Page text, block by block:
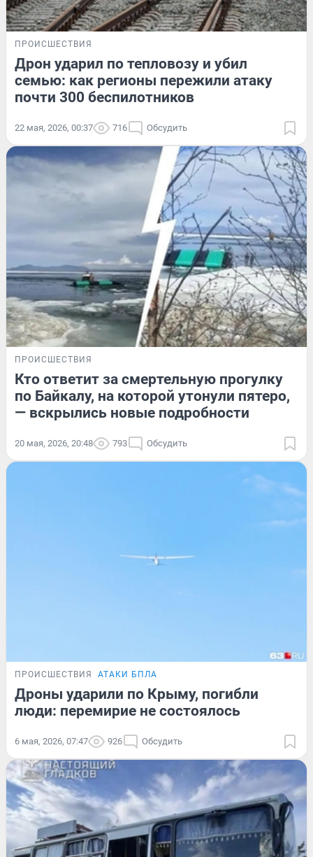
ПРОИСШЕСТВИЯ
Дрон ударил по тепловозу и убил
семью: как регионы пережили атаку
почти 300 беспилотников
22 мая, 2026, 00:37 716 Обсудить
ПРОИСШЕСТВИЯ
Кто ответит за смертельную прогулку
по Байкалу, на которой утонули пятеро,
— вскрылись новые подробности
20 мая, 2026, 20:48 793 Обсудить
ПРОИСШЕСТВИЯ АТАКИ БПЛА
Дроны ударили по Крыму, погибли
люди: перемирие не состоялось
6 мая, 2026, 07:47 926 Обсудить